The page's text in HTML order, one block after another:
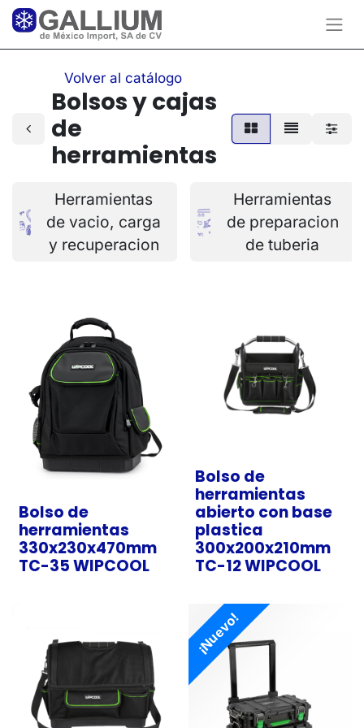
Volver al catálogo
Bolsos y cajas
de
herramientas
Herramientas
de vacio, carga
y recuperacion
Herramientas
de preparacion
de tuberia
Bolso de
herramientas
330x230x470mm
TC-35 WIPCOOL
Bolso de
herramientas
abierto con base
plastica
300x200x210mm
TC-12 WIPCOOL
¡Nuevo!